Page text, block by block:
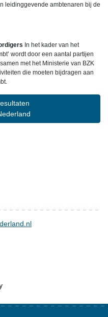
leidinggevende ambtenaren bij de
In het kader van het
wordt door een aantal partijen
met het Ministerie van BZK
die moeten bijdragen aan